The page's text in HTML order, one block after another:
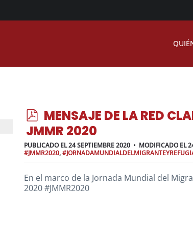
p
d
f
MENSAJE DE LA RED
JMMR 2020
PUBLICADO EL 24 SEPTIEMBRE 2020 MODIFICADO EL
#JMMR2020,
En el marco de la Jornada Mundial del
2020 #JMMR2020